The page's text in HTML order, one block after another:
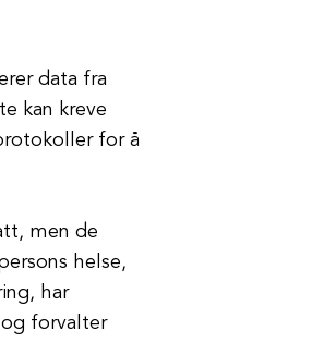
data fra
kan kreve
for å
men de
helse,
har
forvalter